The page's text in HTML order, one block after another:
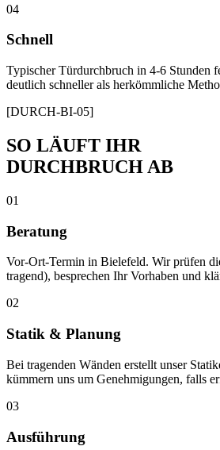
04
Schnell
Typischer Türdurchbruch in 4-6 Stunden
deutlich schneller als herkömmliche
[DURCH-BI-05]
SO LÄUFT IHR
DURCHBRUCH AB
01
Beratung
Vor-Ort-Termin in Bielefeld. Wir prüfen
tragend), besprechen Ihr Vorhaben und
02
Statik & Planung
Bei tragenden Wänden erstellt unser
kümmern uns um Genehmigungen, falls
03
Ausführung